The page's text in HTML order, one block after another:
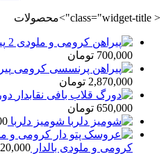
< class="widget-title">محصولات
700,000 تومان
2,870,000 تومان
650,000 تومان
شومیز دلربا
کرومی و ملودی بالدار